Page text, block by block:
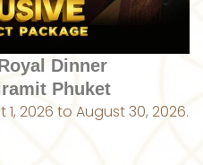
Dinner
Phuket
2026 to August 30, 2026.